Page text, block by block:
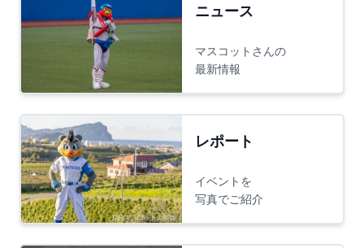
ニュース
マスコットさんの
最新情報
レポート
イベントを
写真でご紹介